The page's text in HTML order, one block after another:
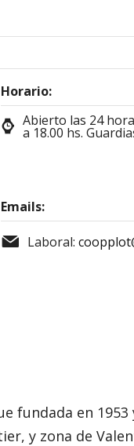
Horario:
Abierto las 24
a 18.00 hs.
Emails:
Laboral:
fundada en
y zona de